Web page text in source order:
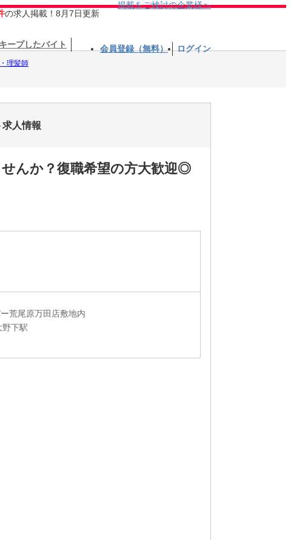
の求人掲載！8月7日更新
掲載をご検討の企業様へ
キープしたバイト 会員登録（無料） ログイン
理髪師
人情報
んか？復職希望の方大歓迎◎
荒尾原万田店敷地内
下駅